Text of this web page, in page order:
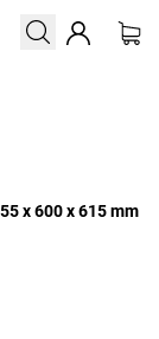
x 600 x 615 mm